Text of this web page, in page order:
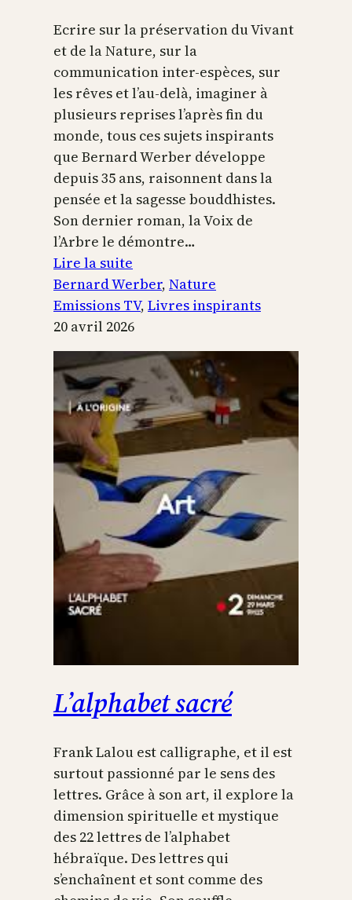
Ecrire sur la préservation du Vivant
et de la Nature, sur la
communication inter-espèces, sur
les rêves et l’au-delà, imaginer à
plusieurs reprises l’après fin du
monde, tous ces sujets inspirants
que Bernard Werber développe
depuis 35 ans, raisonnent dans la
pensée et la sagesse bouddhistes.
Son dernier roman, la Voix de
l’Arbre le démontre…
Lire la suite
La
Voix
de
l’arbre
Bernard Werber, Nature
Emissions TV, Livres inspirants
20 avril 2026
L’alphabet sacré
Frank Lalou est calligraphe, et il est
surtout passionné par le sens des
lettres. Grâce à son art, il explore la
dimension spirituelle et mystique
des 22 lettres de l’alphabet
hébraïque. Des lettres qui
s’enchaînent et sont comme des